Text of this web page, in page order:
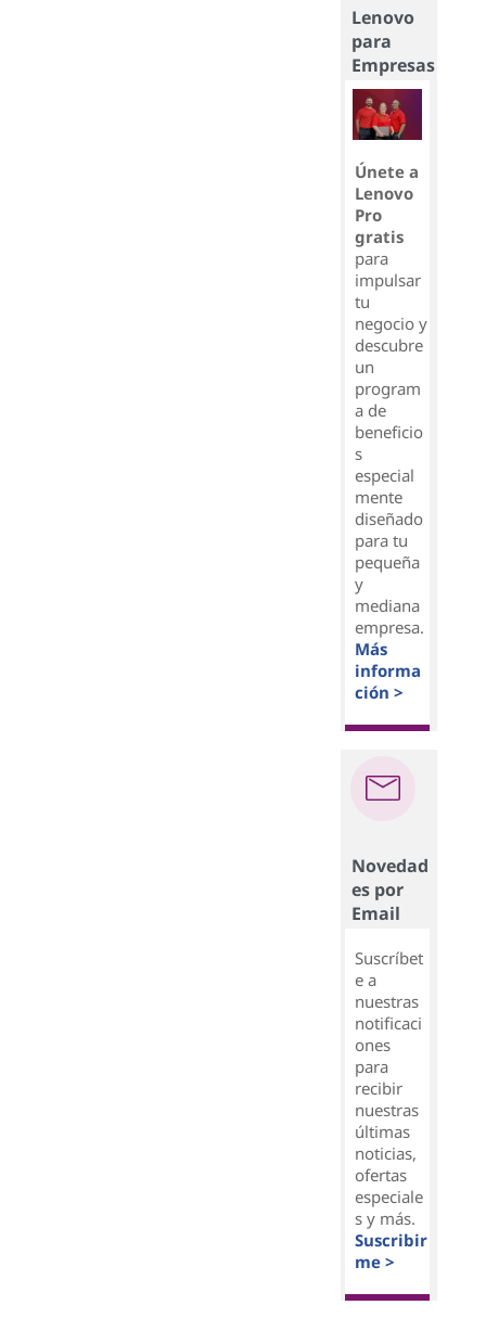
Lenovo
para
Empresas
Únete a
Lenovo
Pro
gratis
para
impulsar
tu
negocio y
descubre
un
program
a de
beneficio
s
especial
mente
diseñado
para tu
pequeña
y
mediana
empresa.
Más
informa
ción >
Novedad
es por
Email
Suscríbet
e a
nuestras
notificaci
ones
para
recibir
nuestras
últimas
noticias,
ofertas
especiale
s y más.
Suscribir
me >